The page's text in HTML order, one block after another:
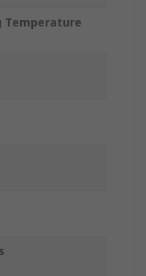
Temperature